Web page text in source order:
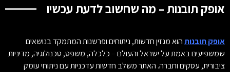
אופק תובנות – מה שחשוב לדעת עכשיו
אופק תובנותהוא מגזין חדשות, ניתוחים ופרשנות המתמקד בנושאים
שמשפיעים באמת על ישראל והעולם – כלכלה, משפט, טכנולוגיה, מדיניות
ציבורית, עסקים וחברה. האתר משלב חדשות עדכניות עם ניתוחי עומק